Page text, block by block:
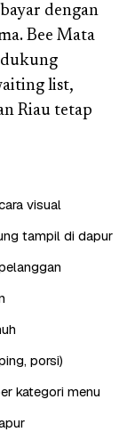
dengan
Bee Mata
list,
Riau tetap
visual
tampil di dapur
porsi)
kategori menu